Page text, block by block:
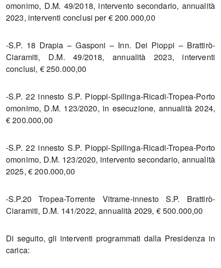
omonimo, D.M. 49/2018, intervento secondario, annualità
2023, interventi conclusi per € 200.000,00
-S.P. 18 Drapia – Gasponi – Inn. Dei Pioppi – Brattirò-
Ciaramiti, D.M. 49/2018, annualità 2023, interventi
conclusi, € 250.000,00
-S.P. 22 innesto S.P. Pioppi-Spilinga-Ricadi-Tropea-Porto
omonimo, D.M. 123/2020, in esecuzione, annualità 2024,
€ 200.000,00
-S.P. 22 innesto S.P. Pioppi-Spilinga-Ricadi-Tropea-Porto
omonimo, D.M. 123/2020, intervento secondario, annualità
2025, € 200.000,00
-S.P.20 Tropea-Torrente Vitrame-innesto S.P. Brattirò-
Ciaramiti, D.M. 141/2022, annualità 2029, € 500.000,00
Di seguito, gli interventi programmati dalla Presidenza in
carica: